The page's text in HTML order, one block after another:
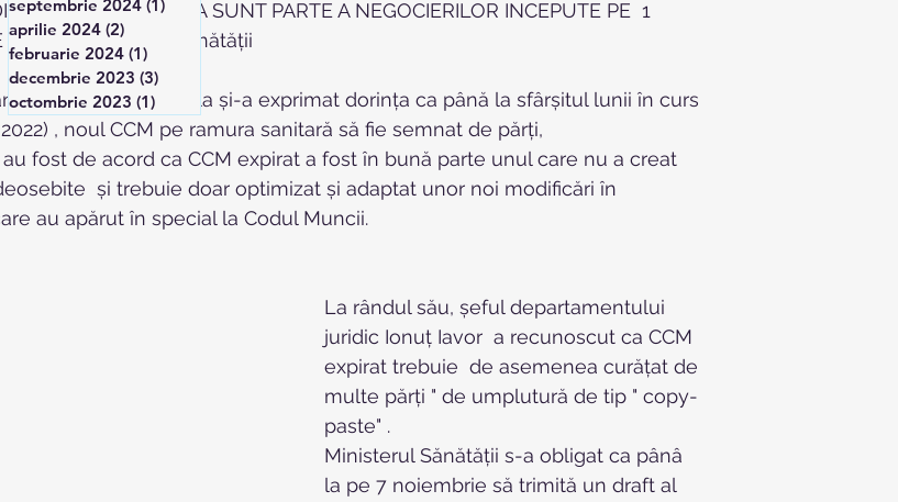
SI UNIUNEA TESA SUNT PARTE A NEGOCIERILOR INCEPUTE PE  1
2022 la Ministerul Sănătății
Alexandru Rafila și-a exprimat dorința ca până la sfârșitul lunii în curs
, noul CCM pe ramura sanitară să fie semnat de părți,
fost de acord ca CCM expirat a fost în bună parte unul care nu a creat
și trebuie doar optimizat și adaptat unor noi modificări în
au apărut în special la Codul Muncii.
La rândul său, șeful departamentului
juridic Ionuț Iavor  a recunoscut ca CCM
expirat trebuie  de asemenea curățat de
multe părți " de umplutură de tip " copy-
paste" .
Ministerul Sănătății s-a obligat ca pânâ
la pe 7 noiembrie să trimită un draft al
septembrie 2024 (1) 1 postare
aprilie 2024 (2)
februarie 2024 (1) 1 postare
decembrie 2023 (3)
octombrie 2023 (1) 1 postare